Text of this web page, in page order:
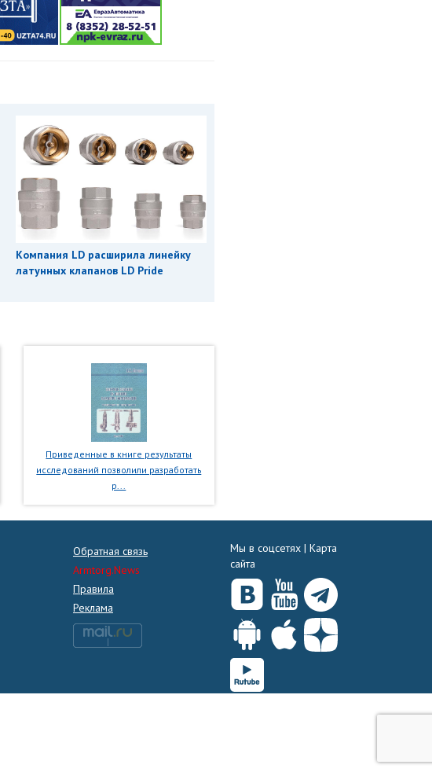
Компания LD расширила линейку
латунных клапанов LD Pride
Приведенные в книге результаты
исследований позволили разработать
р...
Обратная связь
Armtorg.News
Правила
Реклама
Мы в соцсетях | Карта
сайта